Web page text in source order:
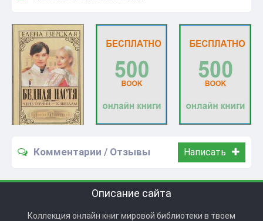
Комментарии / Отзывы Написать
Описание сайта
Коллекция онлайн книг мировой библиотеки в твоем